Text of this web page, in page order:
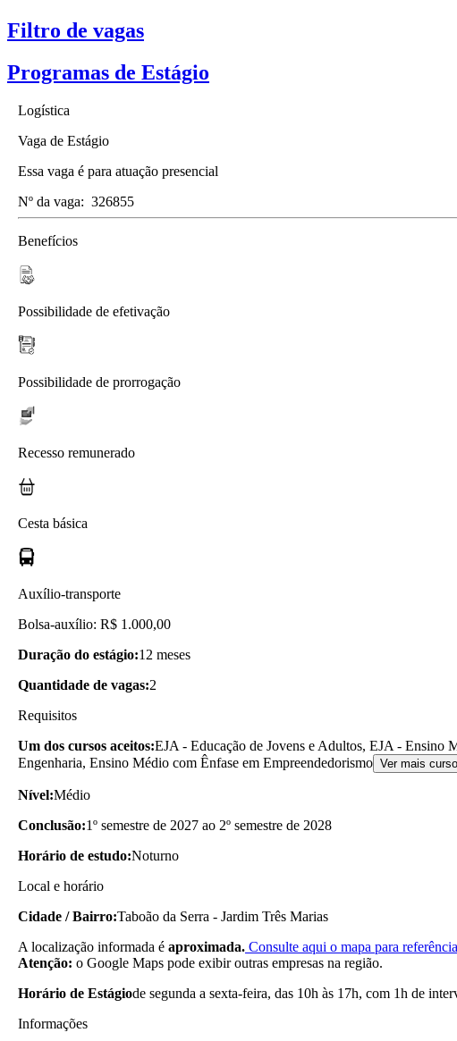
Filtro de vagas
Programas de Estágio
Logística
Vaga de Estágio
Essa vaga é para atuação presencial
Nº da vaga: 326855
Benefícios
Possibilidade de efetivação
Possibilidade de prorrogação
Recesso remunerado
Cesta básica
Auxílio-transporte
Bolsa-auxílio: R$ 1.000,00
Duração do estágio:12 meses
Quantidade de vagas:2
Requisitos
Um dos cursos aceitos:EJA - Educação de Jovens e Adultos, EJA - Ensino
Engenharia, Ensino Médio com Ênfase em Empreendedorismo Ver mais
Nível:Médio
Conclusão:1º semestre de 2027 ao 2º semestre de 2028
Horário de estudo:Noturno
Local e horário
Cidade / Bairro:Taboão da Serra - Jardim Três Marias
A localização informada é aproximada. Consulte aqui o mapa para
Atenção: o Google Maps pode exibir outras empresas na região.
Horário de Estágiode segunda a sexta-feira, das 10h às 17h, com 1h de
Informações